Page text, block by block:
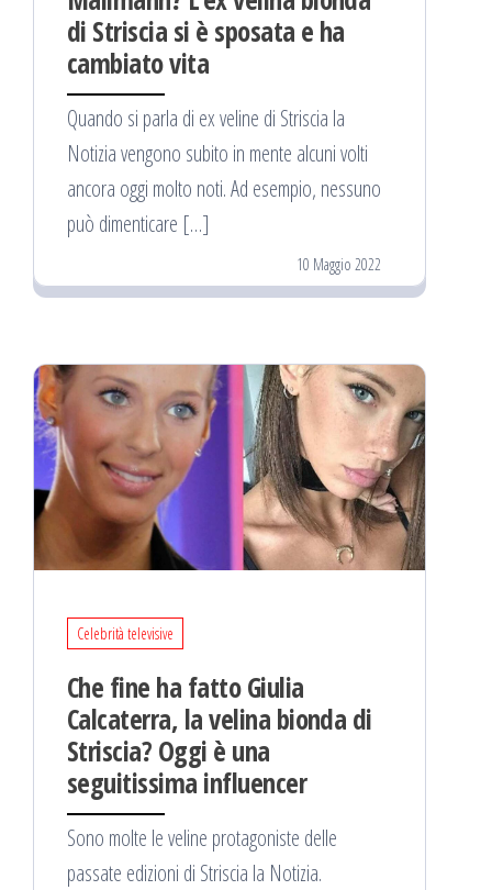
di Striscia si è sposata e ha
cambiato vita
Quando si parla di ex veline di Striscia la
Notizia vengono subito in mente alcuni volti
ancora oggi molto noti. Ad esempio, nessuno
può dimenticare […]
10 Maggio 2022
Celebrità televisive
Che fine ha fatto Giulia
Calcaterra, la velina bionda di
Striscia? Oggi è una
seguitissima influencer
Sono molte le veline protagoniste delle
passate edizioni di Striscia la Notizia.